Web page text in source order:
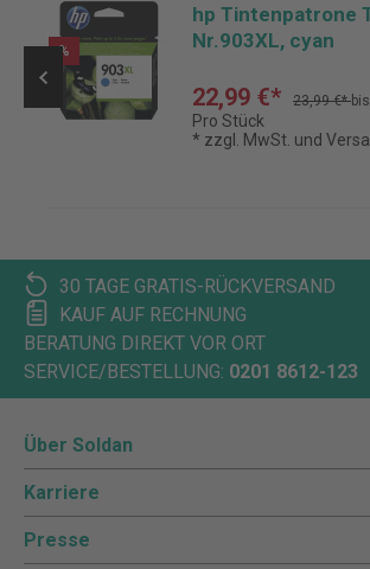
%
hp Tintenpatrone
Nr.903XL, cyan
22,99 €* 23,99 €*
Pro Stück
* zzgl. MwSt. und
30 TAGE GRATIS-RÜCKVERSAND
KAUF AUF RECHNUNG
BERATUNG DIREKT VOR ORT
SERVICE/BESTELLUNG: 0201 8612-123
Über Soldan
Karriere
Presse